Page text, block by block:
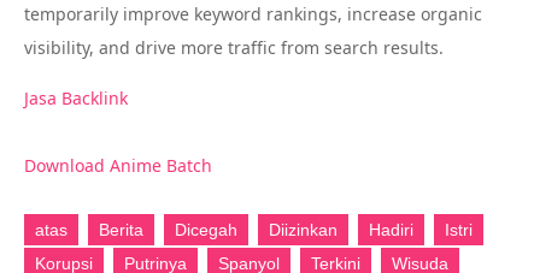
temporarily improve keyword rankings, increase organic
visibility, and drive more traffic from search results.
Jasa Backlink
Download Anime Batch
atas Berita Dicegah Diizinkan Hadiri
Istri
Korupsi
Putrinya Spanyol Terkini Wisuda